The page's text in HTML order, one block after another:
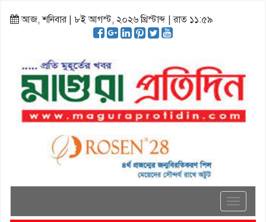
আজ, শনিবার | ৮ই আগস্ট, ২০২৬ খ্রিস্টাব্দ | রাত ১১:৫৯
Toggle